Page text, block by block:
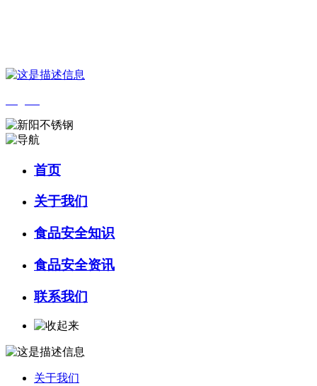
首页
关于我们
食品安全知识
食品安全资讯
联系我们
关于我们